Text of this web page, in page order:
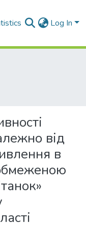
Log In
від
в